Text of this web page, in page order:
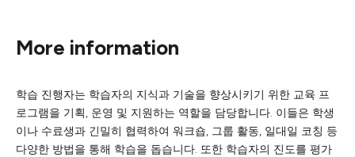
More information
학습 진행자는 학습자의 지식과 기술을 향상시키기 위한 교육 프
로그램을 기획, 운영 및 지원하는 역할을 담당합니다. 이들은 학생
이나 수료생과 긴밀히 협력하여 워크숍, 그룹 활동, 일대일 코칭 등
다양한 방법을 통해 학습을 돕습니다. 또한 학습자의 진도를 평가